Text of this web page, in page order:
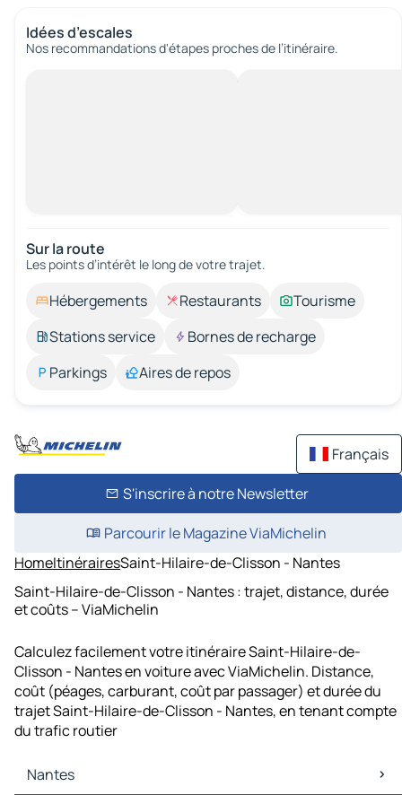
Idées d’escales
Nos recommandations d'étapes proches de l’itinéraire.
Sur la route
Les points d’intérêt le long de votre trajet.
Hébergements Restaurants
Tourisme
Stations service
Bornes de recharge
Parkings
Aires de repos
Français
S'inscrire à notre Newsletter
Parcourir le Magazine ViaMichelin
HomeItinérairesSaint-Hilaire-de-Clisson - Nantes
Saint-Hilaire-de-Clisson - Nantes : trajet, distance, durée
et coûts – ViaMichelin
Calculez facilement votre itinéraire Saint-Hilaire-de-
Clisson - Nantes en voiture avec ViaMichelin. Distance,
coût (péages, carburant, coût par passager) et durée du
trajet Saint-Hilaire-de-Clisson - Nantes, en tenant compte
du trafic routier
Nantes